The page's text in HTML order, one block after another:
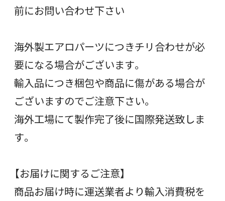
前にお問い合わせ下さい
海外製エアロパーツにつきチリ合わせが必
要になる場合がございます。
輸入品につき梱包や商品に傷がある場合が
ございますのでご注意下さい。
海外工場にて製作完了後に国際発送致しま
す。
【お届けに関するご注意】
商品お届け時に運送業者より輸入消費税を